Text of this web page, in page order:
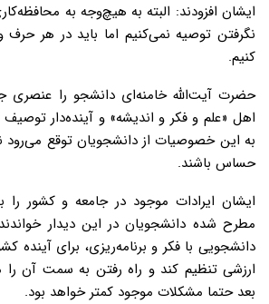
ایشان افزودند: البته به هیچ‌وجه به
نگرفتن توصیه نمی‌کنیم اما باید در هر
کنیم.
حضرت آیت‌الله خامنه‌ای دانشجو را عنصری
اهل «علم و فکر و اندیشه» و آینده‌دار توصیف
به این خصوصیات از دانشجویان توقع می‌رود
حساس باشند.
ایشان ایرادات موجود در جامعه و کشور را
مطرح شده دانشجویان در این دیدار
دانشجویی با فکر و برنامه‌ریزی، برای آینده
بعد حتما مشکلات موجود کمتر خواهد بود.